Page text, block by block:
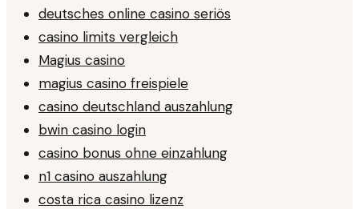
deutsches online casino seriös
casino limits vergleich
Magius casino
magius casino freispiele
casino deutschland auszahlung
bwin casino login
casino bonus ohne einzahlung
n1 casino auszahlung
costa rica casino lizenz